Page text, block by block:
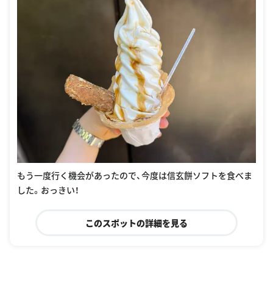
もう一度行く機会があったので、今度は信玄餅ソフトを食べま
した。おっきい！
このスポットの詳細を見る